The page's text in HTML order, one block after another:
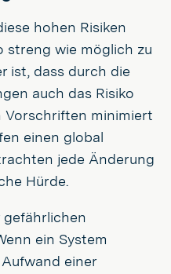
hohen Risiken
streng wie möglich zu
ist, dass durch die
auch das Risiko
Vorschriften minimiert
einen global
jede Änderung
Hürde.
gefährlichen
ein System
einer